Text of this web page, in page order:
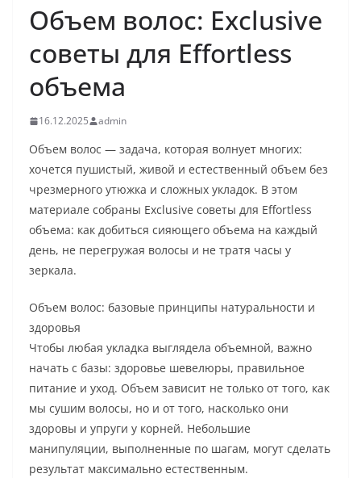
Объем волос: Exclusive
советы для Effortless
объема
16.12.2025 admin
Объем волос — задача, которая волнует многих:
хочется пушистый, живой и естественный объем без
чрезмерного утюжка и сложных укладок. В этом
материале собраны Exclusive советы для Effortless
объема: как добиться сияющего объема на каждый
день, не перегружая волосы и не тратя часы у
зеркала.
Объем волос: базовые принципы натуральности и
здоровья
Чтобы любая укладка выглядела объемной, важно
начать с базы: здоровье шевелюры, правильное
питание и уход. Объем зависит не только от того, как
мы сушим волосы, но и от того, насколько они
здоровы и упруги у корней. Небольшие
манипуляции, выполненные по шагам, могут сделать
результат максимально естественным.